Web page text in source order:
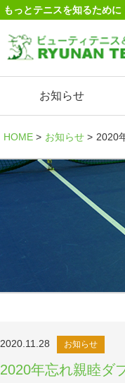
もっとテニスを知るため
お知らせ
HOME お知らせ 2020
2020.11.28 お知らせ
2020年忘れ親睦ダ